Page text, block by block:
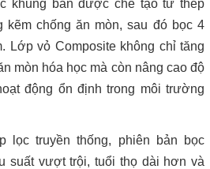
khung bản được chế tạo từ thép
kẽm chống ăn mòn, sau đó bọc 4
Lớp vỏ Composite không chỉ tăng
mòn hóa học mà còn nâng cao độ
động ổn định trong môi trường
lọc truyền thống, phiên bản bọc
suất vượt trội, tuổi thọ dài hơn và